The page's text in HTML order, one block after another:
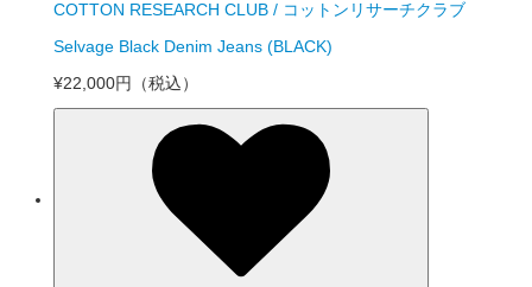
COTTON RESEARCH CLUB / コットンリサーチクラブ
Selvage Black Denim Jeans (BLACK)
¥22,000円
（税込）